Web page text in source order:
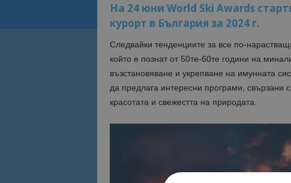
На 24 юни World Ski Awards
курорт в България за 2024 г.
Следвайки тенденциите за все по-
който е познат от 50те-60те години на
възстановяване и укрепване на имунната
да предлага интересни програми, свързани
красотата и свежестта на природата.